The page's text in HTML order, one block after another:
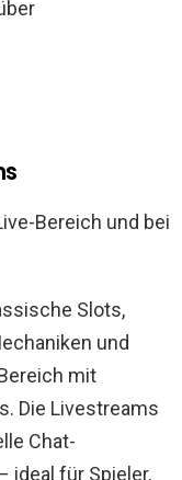
Bereich und bei
Slots,
und
mit
Die Livestreams
Chat-
ideal für Spieler,